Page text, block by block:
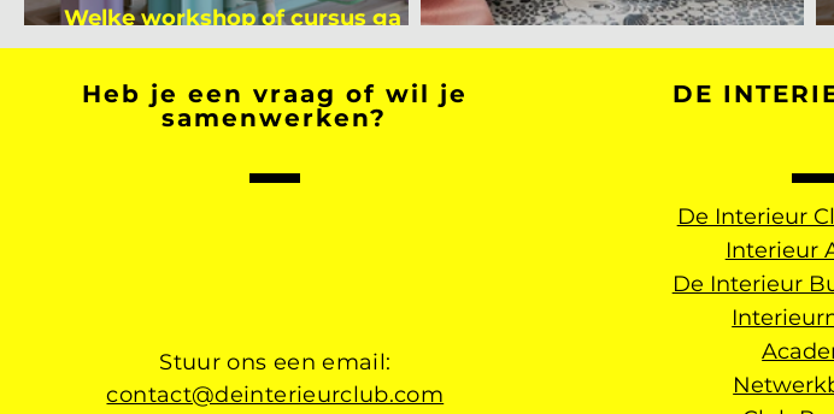
Welke workshop of cursus ga jij
volgen na je vakantie?
Binnenkijker bij Mark Mutsaers
Heb je een vraag of wil je
samenwerken?
Stuur ons een email:
contact@deinterieurclub.com
DE
De Interieur
Interieur
De Interieur